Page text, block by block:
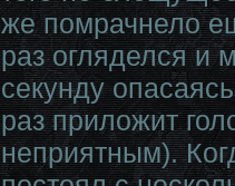
же помрачнело
раз огляделся и
секунду
раз приложит
неприятным).